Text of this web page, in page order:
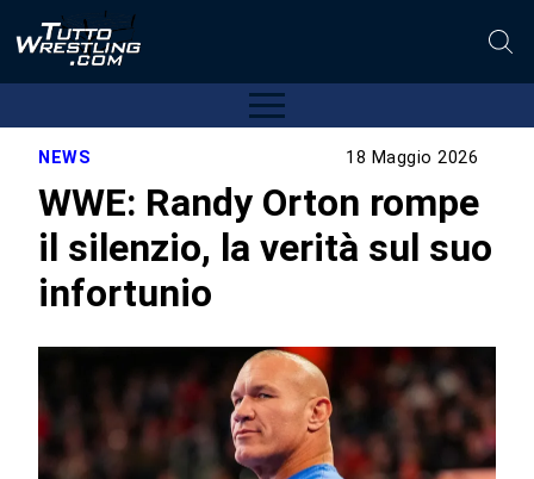
NEWS 18 Maggio 2026
WWE: Randy Orton rompe
il silenzio, la verità sul suo
infortunio